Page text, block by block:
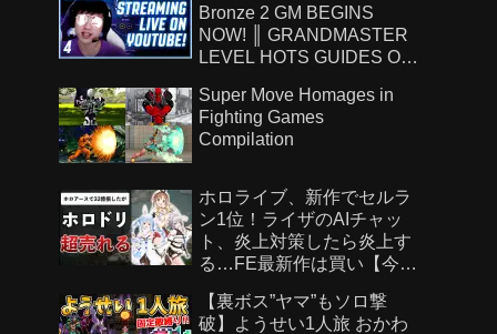
Bronze 2 GM BEGINS
NOW! ║ GRANDMASTER
LEVEL HOTS GUIDES ON
Super Move Homages in
Fighting Games
Compilation
ホロライブ、新作でセルラ
ン1位！ライザのAIチャッ
ト、炎上対策したら炎上す
る…FE最新作は買い【今週
【裏ボス”ヤマ”もソロ撃
破】ようせい1人旅 おかわ